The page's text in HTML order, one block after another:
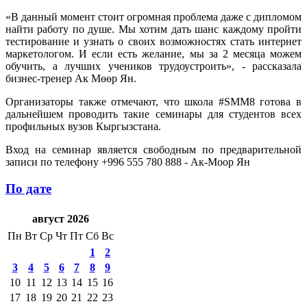
«В данный момент стоит огромная проблема даже с дипломом
найти работу по душе. Мы хотим дать шанс каждому пройти
тестирование и узнать о своих возможностях стать интернет
маркетологом. И если есть желание, мы за 2 месяца можем
обучить, а лучших учеников трудоустроить», - рассказала
бизнес-тренер Ак Мөөр Ян.
Организаторы также отмечают, что школа #SMM8 готова в
дальнейшем проводить такие семинары для студентов всех
профильных вузов Кыргызстана.
Вход на семинар является свободным по предварительной
записи по телефону +996 555 780 888 - Ак-Моор Ян
По дате
август 2026
Пн Вт Ср Чт Пт Сб Вс
1
2
3
4 5 6 7 8
9
10 11 12 13 14 15 16
17 18 19 20 21 22 23